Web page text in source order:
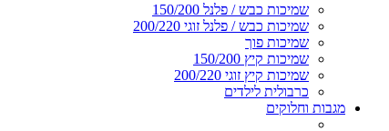
שמיכות כבש / פלנל 150/200
שמיכות כבש / פלנל זוגי 200/220
שמיכות פוך
שמיכות קיץ 150/200
שמיכות קיץ זוגי 200/220
כרבולית לילדים
מגבות וחלוקים